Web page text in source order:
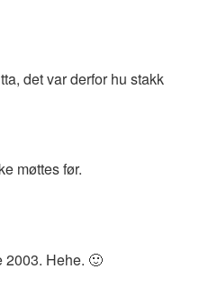
det var derfor hu stakk
møttes før.
2003. Hehe. 🙂